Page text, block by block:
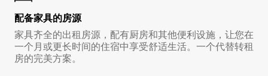
配备家具的房源
家具齐全的出租房源，配有厨房和其他便利设施，让您在
一个月或更长时间的住宿中享受舒适生活。一个代替转租
房的完美方案。